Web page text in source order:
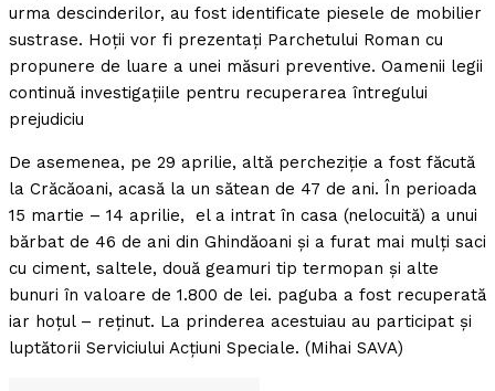
urma descinderilor, au fost identificate piesele de mobilier
sustrase. Hoţii vor fi prezentaţi Parchetului Roman cu
propunere de luare a unei măsuri preventive. Oamenii legii
continuă investigaţiile pentru recuperarea întregului
prejudiciu
De asemenea, pe 29 aprilie, altă percheziţie a fost făcută
la Crăcăoani, acasă la un sătean de 47 de ani. În perioada
15 martie – 14 aprilie, el a intrat în casa (nelocuită) a unui
bărbat de 46 de ani din Ghindăoani şi a furat mai mulţi saci
cu ciment, saltele, două geamuri tip termopan şi alte
bunuri în valoare de 1.800 de lei. paguba a fost recuperată
iar hoţul – reţinut. La prinderea acestuiau au participat şi
luptătorii Serviciului Acţiuni Speciale. (Mihai SAVA)